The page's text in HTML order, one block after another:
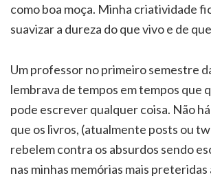
como boa moça. Minha criatividade
suavizar a dureza do que vivo e de
Um professor no primeiro semestre
lembrava de tempos em tempos que
pode escrever qualquer coisa. Não
que os livros, (atualmente posts ou
rebelem contra os absurdos sendo
nas minhas memórias mais preteridas